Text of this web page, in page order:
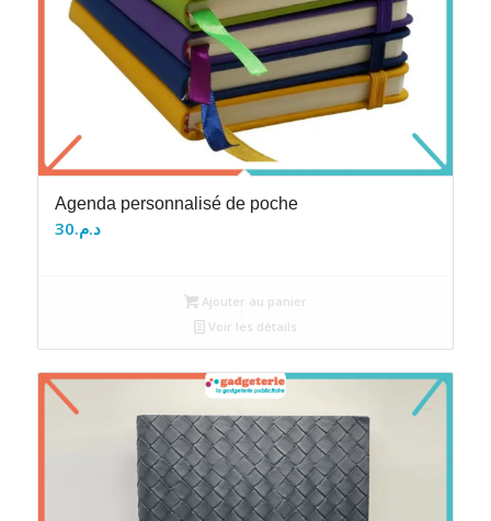
Agenda personnalisé de poche
د.م.30
Ajouter au panier
Voir les détails